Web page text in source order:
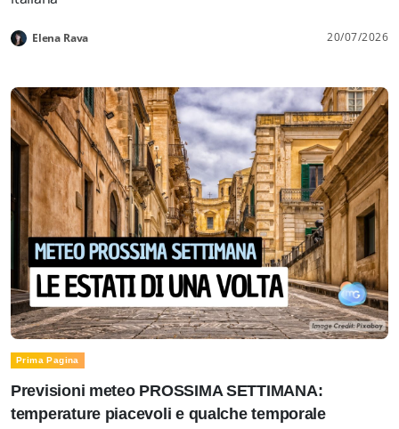
Elena Rava 20/07/2026
Prima Pagina
Previsioni meteo PROSSIMA SETTIMANA:
temperature piacevoli e qualche temporale